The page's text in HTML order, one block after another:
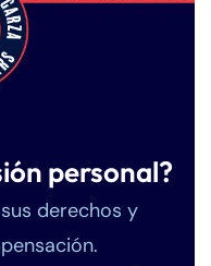
personal?
derechos y